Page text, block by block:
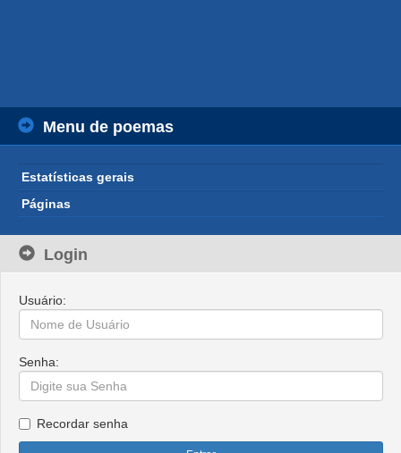
Menu de poemas
Estatísticas gerais
Páginas
Login
Usuário:
Senha:
Recordar senha